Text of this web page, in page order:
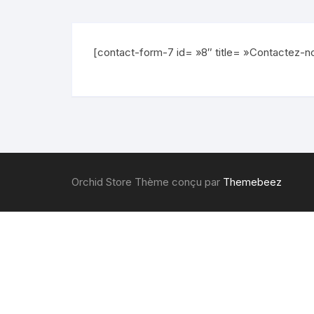
[contact-form-7 id= »8″ title= »Contactez-
Orchid Store Thème conçu par Themebeez